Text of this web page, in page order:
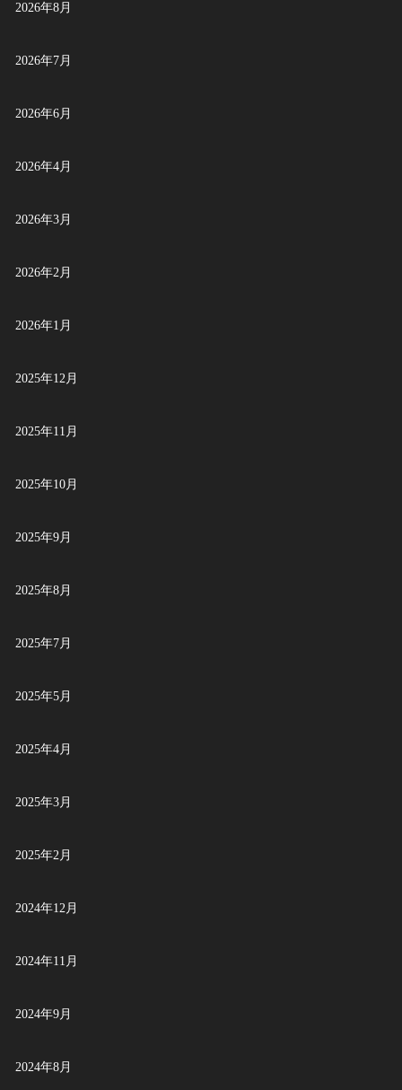
2026年8月
2026年7月
2026年6月
2026年4月
2026年3月
2026年2月
2026年1月
2025年12月
2025年11月
2025年10月
2025年9月
2025年8月
2025年7月
2025年5月
2025年4月
2025年3月
2025年2月
2024年12月
2024年11月
2024年9月
2024年8月